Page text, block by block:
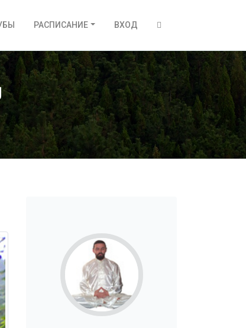
РАСПИСАНИЕ ВХОД